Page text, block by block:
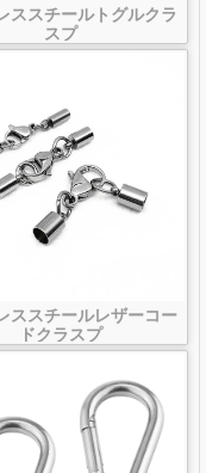
ススチールトグルクラ
スプ
ススチールレザーコー
ドクラスプ